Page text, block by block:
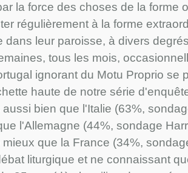
la force des choses de la forme
régulièrement à la forme
dans leur paroisse, à divers
tous les mois,
ignorant du Motu Proprio se
haute de notre série
bien que l'Italie (63%,
l'Allemagne (44%, sondage
que la France (34%,
liturgique et ne connaissant